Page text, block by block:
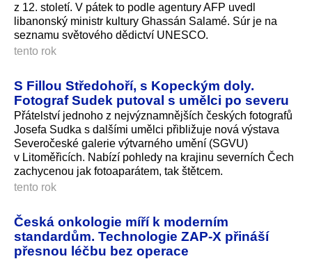
z 12. století. V pátek to podle agentury AFP uvedl
libanonský ministr kultury Ghassán Salamé. Súr je na
seznamu světového dědictví UNESCO.
tento rok
S Fillou Středohoří, s Kopeckým doly.
Fotograf Sudek putoval s umělci po severu
Přátelství jednoho z nejvýznamnějších českých fotografů
Josefa Sudka s dalšími umělci přibližuje nová výstava
Severočeské galerie výtvarného umění (SGVU)
v Litoměřicích. Nabízí pohledy na krajinu severních Čech
zachycenou jak fotoaparátem, tak štětcem.
tento rok
Česká onkologie míří k moderním
standardům. Technologie ZAP-X přináší
přesnou léčbu bez operace